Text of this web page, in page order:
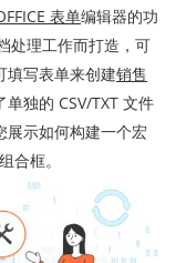
表单编辑器的功
处理工作而打造，可
填写表单来创建销售
独的 CSV/TXT 文件
展示如何构建一个宏
合框。